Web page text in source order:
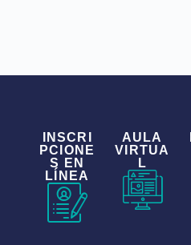
INSCRI
PCIONE
S EN
LÍNEA
AULA
VIRTUA
L